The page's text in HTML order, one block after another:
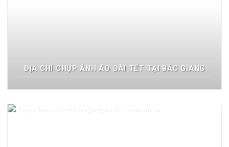
ĐỊA CHỈ CHỤP ẢNH ÁO DÀI TẾT TẠI BẮC GIANG